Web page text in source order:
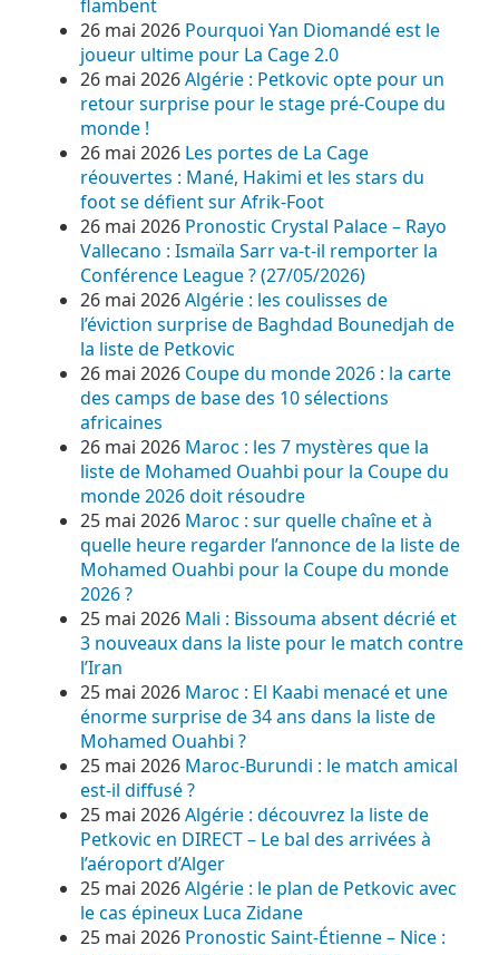
flambent
26 mai 2026 Pourquoi Yan Diomandé est le
joueur ultime pour La Cage 2.0
26 mai 2026Algérie : Petkovic opte pour un
retour surprise pour le stage pré-Coupe du
monde !
26 mai 2026 Les portes de La Cage
réouvertes : Mané, Hakimi et les stars du
foot se défient sur Afrik-Foot
26 mai 2026 Pronostic Crystal Palace – Rayo
Vallecano : Ismaïla Sarr va-t-il remporter la
Conférence League ? (27/05/2026)
26 mai 2026Algérie : les coulisses de
l’éviction surprise de Baghdad Bounedjah de
la liste de Petkovic
26 mai 2026 Coupe du monde 2026 : la carte
des camps de base des 10 sélections
africaines
26 mai 2026 Maroc : les 7 mystères que la
liste de Mohamed Ouahbi pour la Coupe du
monde 2026 doit résoudre
25 mai 2026 Maroc : sur quelle chaîne et à
quelle heure regarder l’annonce de la liste de
Mohamed Ouahbi pour la Coupe du monde
2026 ?
25 mai 2026 Mali : Bissouma absent décrié et
3 nouveaux dans la liste pour le match contre
l’Iran
25 mai 2026 Maroc : El Kaabi menacé et une
énorme surprise de 34 ans dans la liste de
Mohamed Ouahbi ?
25 mai 2026 Maroc-Burundi : le match amical
est-il diffusé ?
25 mai 2026Algérie : découvrez la liste de
Petkovic en DIRECT – Le bal des arrivées à
l’aéroport d’Alger
25 mai 2026Algérie : le plan de Petkovic avec
le cas épineux Luca Zidane
25 mai 2026 Pronostic Saint-Étienne – Nice :